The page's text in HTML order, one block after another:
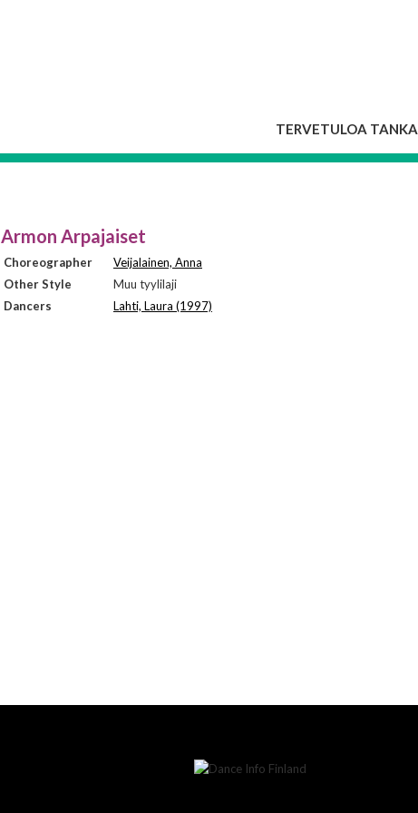
TERVETULOA TANKA
Armon Arpajaiset
Choreographer
Veijalainen, Anna
Other Style
Muu tyylilaji
Dancers
Lahti, Laura (1997)